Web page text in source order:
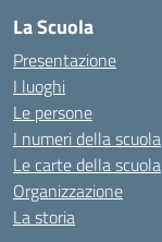
La Scuola
Presentazione
I luoghi
Le persone
I numeri della scuola
Le carte della scuola
Organizzazione
La storia